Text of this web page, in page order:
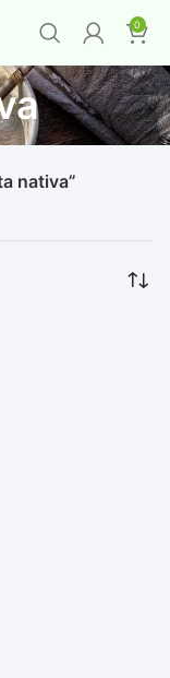
0
nativa”
llévate 1